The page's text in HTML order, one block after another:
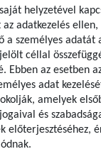
helyzetével
adatkezelés
a személyes adatát
céllal
Ebben az esetben
adat
amelyek
és
előterjesztéséhez,